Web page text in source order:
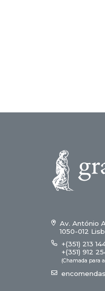
Av. António
1050-012
+(351) 213
+(351) 912
(Chamada para